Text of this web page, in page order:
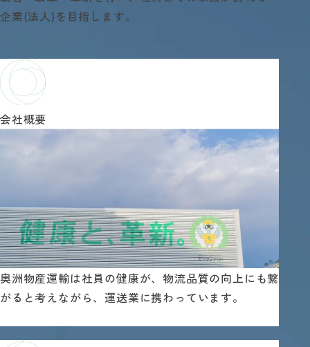
企業(法人)を目指します。
会社概要
奥洲物産運輸は社員の健康が、物流品質の向上にも繋
がると考えながら、運送業に携わっています。